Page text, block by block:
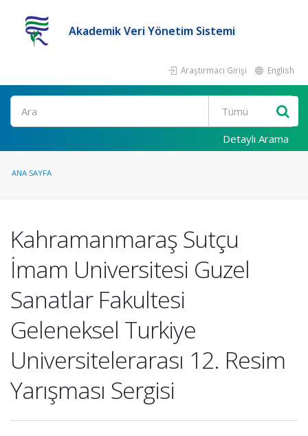
Akademik Veri Yönetim Sistemi
Araştırmacı Girişi English
Ara
Detaylı Arama
ANA SAYFA
Kahramanmaraş Sutçu
İmam Universitesi Guzel
Sanatlar Fakultesi
Geleneksel Turkiye
Universitelerarası 12. Resim
Yarışması Sergisi